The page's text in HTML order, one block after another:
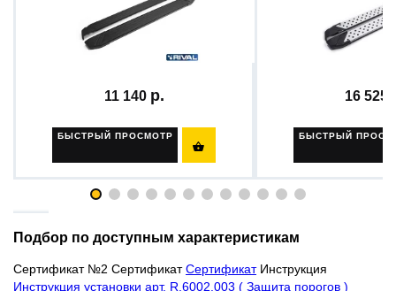
Пороги, площадки,
ступеньки...
11 140
БЫСТРЫЙ ПРОСМОТР

Пороги,
ступеньки...
16 525
БЫСТРЫЙ
Подбор по доступным характеристикам
Сертификат №2 СертификатСертификатИнструкция
Инструкция установки арт. R.6002.003 ( Защита порогов )